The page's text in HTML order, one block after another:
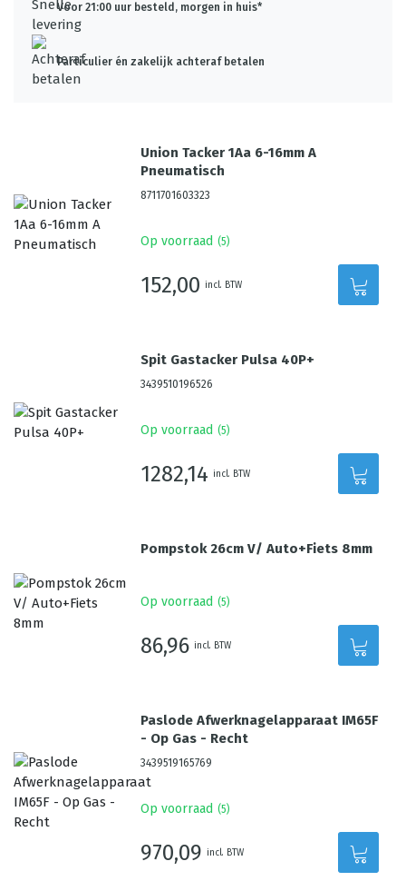
Voor 21:00 uur besteld, morgen in huis*
Particulier én zakelijk achteraf betalen
Union Tacker 1Aa 6-16mm A
Pneumatisch
8711701603323
Op voorraad (5)
152,00 incl. BTW
Spit Gastacker Pulsa 40P+
3439510196526
Op voorraad (5)
1282,14 incl. BTW
Pompstok 26cm V/ Auto+Fiets 8mm
Op voorraad (5)
86,96 incl. BTW
Paslode Afwerknagelapparaat IM65F
- Op Gas - Recht
3439519165769
Op voorraad (5)
970,09 incl. BTW